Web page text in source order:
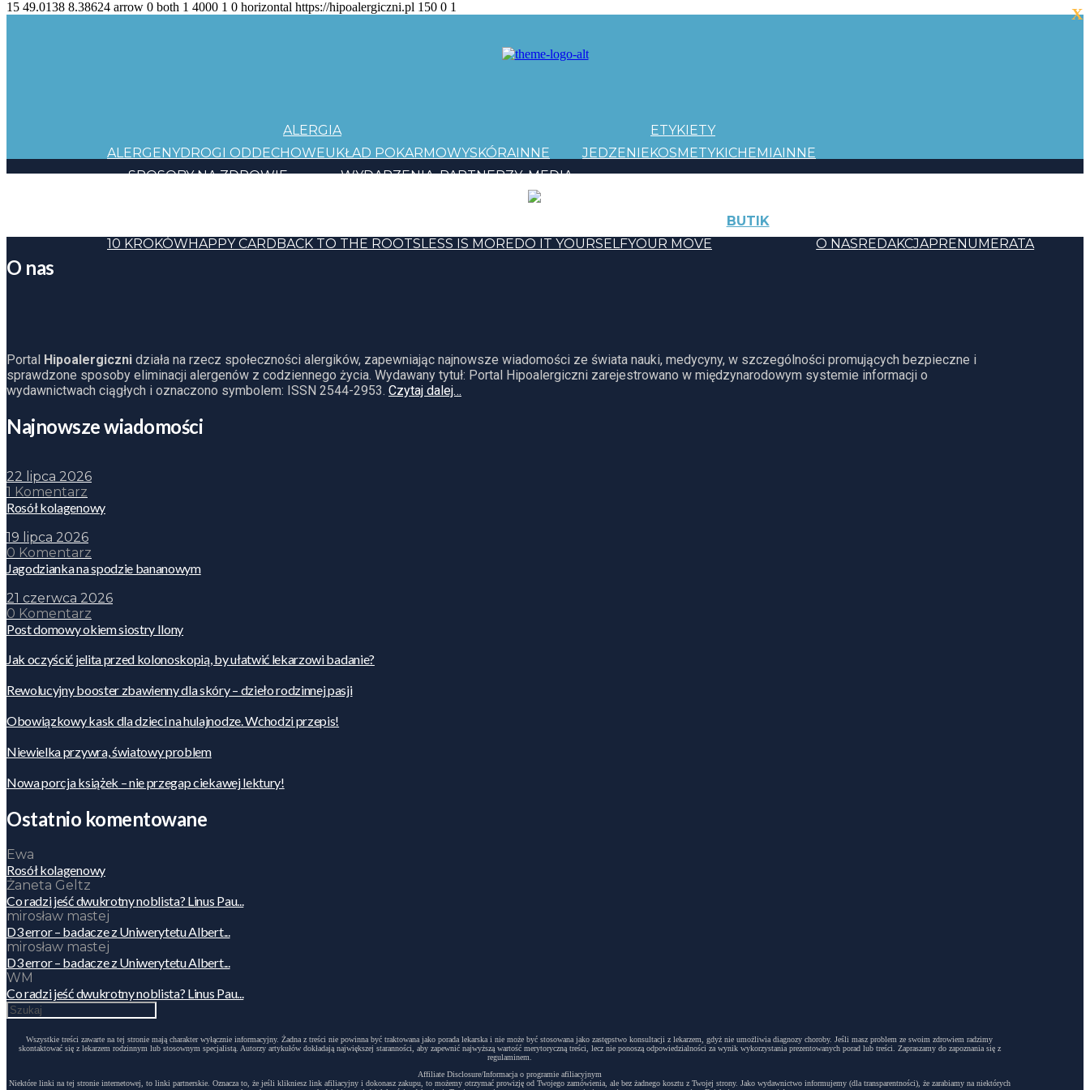
15 49.0138 8.38624 arrow 0 both 1 4000 1 0 horizontal https://hipoalergiczni.pl 150 0 1
ALERGIA
ALERGENYDROGI ODDECHOWEUKŁAD POKARMOWYSKÓRAINNE
ETYKIETY
JEDZENIEKOSMETYKICHEMIAINNE
SPOSOBY NA ZDROWIE
WYDARZENIA PARTNERZY MEDIA
10 KROKÓWHAPPY CARDBACK TO THE ROOTSLESS IS MOREDO IT YOURSELFYOUR MOVE
BUTIK
O NASREDAKCJAPRENUMERATA
O nas
Portal Hipoalergiczni działa na rzecz społeczności alergików, zapewniając najnowsze wiadomości ze świata nauki, medycyny, w szczególności promujących bezpieczne i
sprawdzone sposoby eliminacji alergenów z codziennego życia. Wydawany tytuł: Portal Hipoalergiczni zarejestrowano w międzynarodowym systemie informacji o
wydawnictwach ciągłych i oznaczono symbolem: ISSN 2544-2953. Czytaj dalej…
Najnowsze wiadomości
22 lipca 2026
1 Komentarz
Rosół kolagenowy
19 lipca 2026
0 Komentarz
Jagodzianka na spodzie bananowym
21 czerwca 2026
0 Komentarz
Post domowy okiem siostry Ilony
Jak oczyścić jelita przed kolonoskopią, by ułatwić lekarzowi badanie?
Rewolucyjny booster zbawienny dla skóry – dzieło rodzinnej pasji
Obowiązkowy kask dla dzieci na hulajnodze. Wchodzi przepis!
Niewielka przywra, światowy problem
Nowa porcja książek – nie przegap ciekawej lektury!
Ostatnio komentowane
Ewa
Rosół kolagenowy
Żaneta Geltz
Co radzi jeść dwukrotny noblista? Linus Pau...
mirosław mastej
D3 error – badacze z Uniwerytetu Albert...
mirosław mastej
D3 error – badacze z Uniwerytetu Albert...
WM
Co radzi jeść dwukrotny noblista? Linus Pau...
Wszystkie treści zawarte na tej stronie mają charakter wyłącznie informacyjny. Żadna z treści nie powinna być traktowana jako porada lekarska i nie może być stosowana jako zastępstwo konsultacji z lekarzem, gdyż nie umożliwia diagnozy choroby. Jeśli masz problem ze swoim zdrowiem radzimy
skontaktować się z lekarzem rodzinnym lub stosownym specjalistą. Autorzy artykułów dokładają największej staranności, aby zapewnić najwyższą wartość merytoryczną treści, lecz nie ponoszą odpowiedzialności za wynik wykorzystania prezentowanych porad lub treści. Zapraszamy do zapoznania się z
regulaminem.
Affiliate Disclosure/Informacja o programie afiliacyjnym
Niektóre linki na tej stronie internetowej, to linki partnerskie. Oznacza to, że jeśli klikniesz link afiliacyjny i dokonasz zakupu, to możemy otrzymać prowizję od Twojego zamówienia, ale bez żadnego kosztu z Twojej strony. Jako wydawnictwo informujemy (dla transparentności), że zarabiamy na niektórych
X